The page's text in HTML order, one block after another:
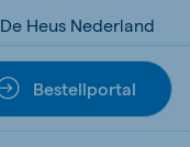
De Heus Nederland
Bestellportal